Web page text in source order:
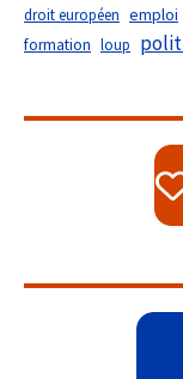
droit européen emploi
formation loup